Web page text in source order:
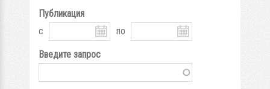
Публикация
с
по
Введите запрос